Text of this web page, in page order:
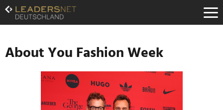
Zum
Inhalt
Zur
Navigation
Zur
Hauptnavigation
About You Fashion Week